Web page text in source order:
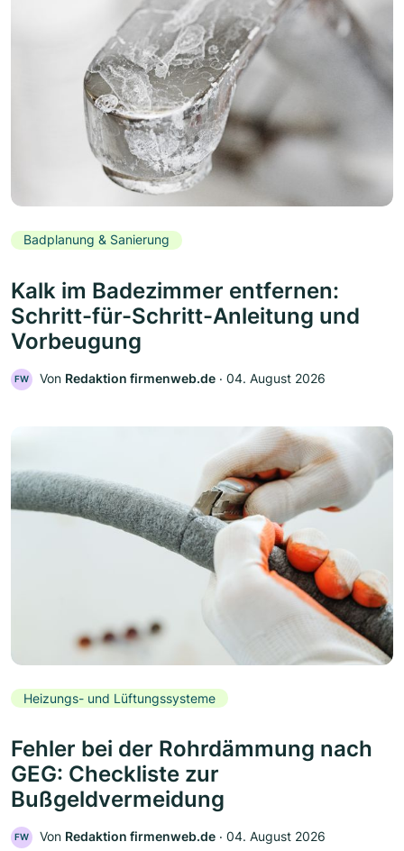
Badplanung & Sanierung
Kalk im Badezimmer entfernen:
Schritt-für-Schritt-Anleitung und
Vorbeugung
FW Von Redaktion firmenweb.de ‧ 04. August 2026
Heizungs- und Lüftungssysteme
Fehler bei der Rohrdämmung nach
GEG: Checkliste zur
Bußgeldvermeidung
FW Von Redaktion firmenweb.de ‧ 04. August 2026